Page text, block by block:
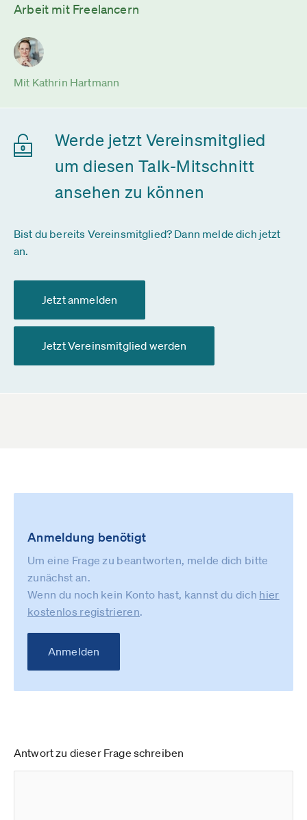
Arbeit mit Freelancern
Mit Kathrin Hartmann
Werde jetzt Vereinsmitglied
um diesen Talk-Mitschnitt
ansehen zu können
Bist du bereits Vereinsmitglied? Dann melde dich jetzt
an.
Jetzt anmelden
Jetzt Vereinsmitglied werden
Anmeldung benötigt
Um eine Frage zu beantworten, melde dich bitte
zunächst an.
Wenn du noch kein Konto hast, kannst du dich hier
kostenlos registrieren.
Anmelden
Antwort zu dieser Frage schreiben